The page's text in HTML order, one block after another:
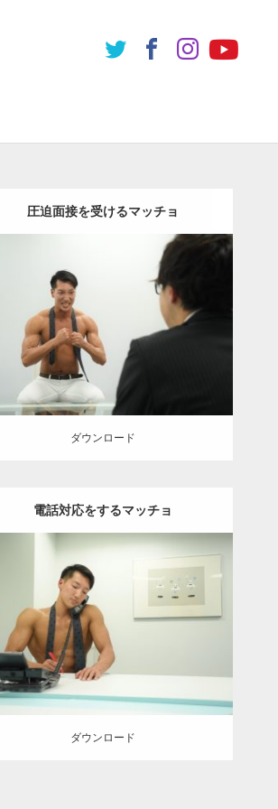
圧迫面接を受けるマッチョ
Update:
Category:オフィスのマッチョ
その他
AKIHITO(細マッチョ)
上腕二頭筋
ダウンロード
ダウンロード
電話対応をするマッチョ
Update:2021.07.10
Category:オフィスのマッチョ その他
AKIHITO(細マッチョ) 肩
ダウンロード
ダウンロード